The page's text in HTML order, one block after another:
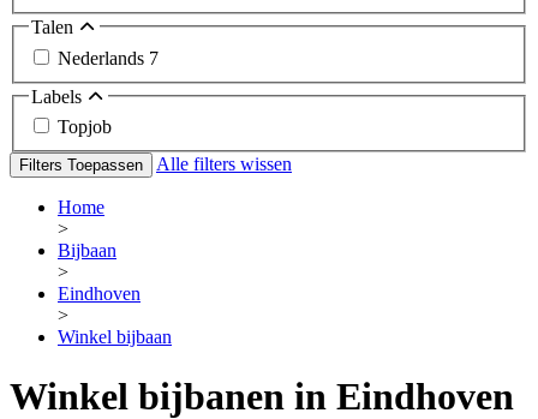
Talen
Nederlands 7
Labels
Topjob
Filters Toepassen Alle filters wissen
Home
>
Bijbaan
>
Eindhoven
>
Winkel bijbaan
Winkel bijbanen in Eindhoven